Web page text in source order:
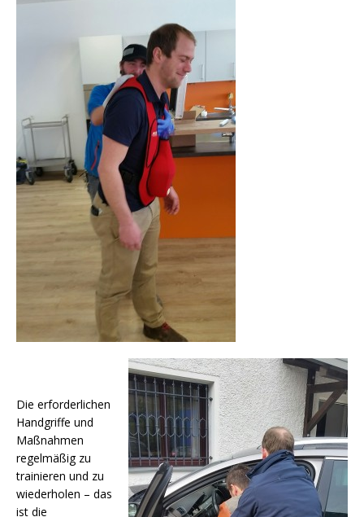
Die erforderlichen
Handgriffe und
Maßnahmen
regelmäßig zu
trainieren und zu
wiederholen – das
ist die